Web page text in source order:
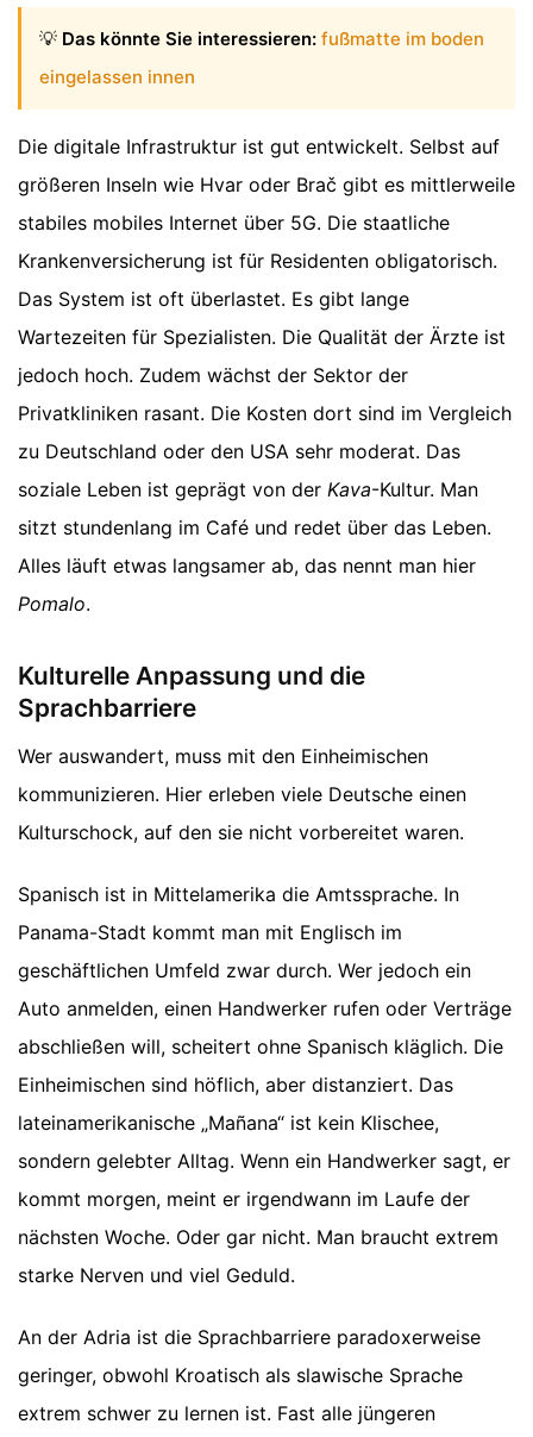
💡 Das könnte Sie interessieren: fußmatte im boden
eingelassen innen
Die digitale Infrastruktur ist gut entwickelt. Selbst auf
größeren Inseln wie Hvar oder Brač gibt es mittlerweile
stabiles mobiles Internet über 5G. Die staatliche
Krankenversicherung ist für Residenten obligatorisch.
Das System ist oft überlastet. Es gibt lange
Wartezeiten für Spezialisten. Die Qualität der Ärzte ist
jedoch hoch. Zudem wächst der Sektor der
Privatkliniken rasant. Die Kosten dort sind im Vergleich
zu Deutschland oder den USA sehr moderat. Das
soziale Leben ist geprägt von der Kava-Kultur. Man
sitzt stundenlang im Café und redet über das Leben.
Alles läuft etwas langsamer ab, das nennt man hier
Pomalo.
Kulturelle Anpassung und die
Sprachbarriere
Wer auswandert, muss mit den Einheimischen
kommunizieren. Hier erleben viele Deutsche einen
Kulturschock, auf den sie nicht vorbereitet waren.
Spanisch ist in Mittelamerika die Amtssprache. In
Panama-Stadt kommt man mit Englisch im
geschäftlichen Umfeld zwar durch. Wer jedoch ein
Auto anmelden, einen Handwerker rufen oder Verträge
abschließen will, scheitert ohne Spanisch kläglich. Die
Einheimischen sind höflich, aber distanziert. Das
lateinamerikanische „Mañana“ ist kein Klischee,
sondern gelebter Alltag. Wenn ein Handwerker sagt, er
kommt morgen, meint er irgendwann im Laufe der
nächsten Woche. Oder gar nicht. Man braucht extrem
starke Nerven und viel Geduld.
An der Adria ist die Sprachbarriere paradoxerweise
geringer, obwohl Kroatisch als slawische Sprache
extrem schwer zu lernen ist. Fast alle jüngeren